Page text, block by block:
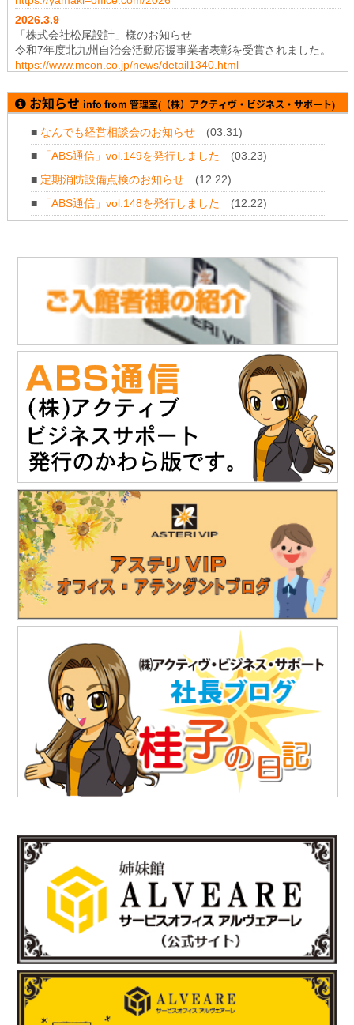
2026.3.9
「株式会社松尾設計」様のお知らせ
令和7年度北九州自治会活動応援事業者表彰を受賞されました。
https://www.mcon.co.jp/news/detail1340.html
「株式会社テイコク」様のお知らせ
神奈川県厚木土木事務所から令和7年度所長礼状を拝受されまし
た。
https://www.teikoku-eng.co.jp/notice/11347/
2025.11 .28
「株式会社NDTアドヴァンス」様のお知らせ
新製品 紫外線強度計・照度計『XP-3000』の販売を開始されま
した。
https://www.ind-blacklight.jp/topics/2504/
「株式会社NDTアドヴァンス」様のお知らせ
タブレット感覚でタッチ操作 & 業界最高レベルの探傷性能渦流ア
レイ探傷器『EddyViewⅡ』の販売を開始されました。
https://www.ndtadvance.com/info/info-eddy-view2.html
「株式会社テイコク」様のお知らせ
「建設技術フェア2025 in 中部」にご出展されます。
開催日時：12月4日（木）10時～17時
12月5日（金）10時～16時
会場：ポートメッセなごや 第3展示館（名古屋市国際展示場）
主催：建設技術フェアin中部運営委員会
詳細は建設技術フェア2025 in 中部HPをご覧ください。
https://www.kgf-chubu.com
https://www.teikoku-eng.co.jp
「株式会社NDTアドヴァンス」様のお知らせ
精密超音波厚さ計『PM5 Gen3』の販売を開始されました。
https://www.ndtadvance.com/info/info-pm5-gen3.html
2025.8.25
「株式会社テイコク」様のお知らせ
独立行政法人水資源機構木曽川上流ダム総合管理所から優良業務
表彰と優秀技術者表彰を授与されました。
https://www.teikoku-eng.co.jp/notice/10634/
2025.7.18
独立行政法人水資源機構利根川下流総合管理所から優良業務表彰
と優秀技術者表彰を授与されました。
https://www.teikoku-eng.co.jp/notice/10567/
2025.7.18
「株式会社テイコク」様のお知らせ
愛知県内の中学生向けお仕事ブックに株式会社テイコク様が掲載
されました。
https://www.teikoku-eng.co.jp/notice/10462/
2025.6.27
「株式会社NDTアドヴァンス」様のお知らせ
https://www.ind-blacklight.jp/topics/2503/
2025.6.17
「有限会社E-スタヂオ」様のお知らせ
令和7年度 第22期“さいたま”あんとれすくーる の開催が決定しま
詳しくはさいたま市のホームページをご覧ください。
https://www.city.saitama.lg.jp/001/005/008/p036060.html
http://www.e-sta.biz/
2025.6.17
「株式会社テイコク」様のお知らせ
岐阜県内の中学生向けお仕事ブックに株式会社テイコク様が掲載
されました。
お知らせ info from 管理室(（株）アクティヴ・ビジネス・サポート)
■ なんでも経営相談会のお知らせ(03.31)
■
「ABS通信」vol.149を発行しました (03.23)
■ 定期消防設備点検のお知らせ(12.22)
■
「ABS通信」vol.148を発行しました (12.22)